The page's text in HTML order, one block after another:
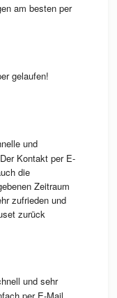
am besten per
gelaufen!
und
Kontakt per E-
die
Zeitraum
zufrieden und
zurück
und sehr